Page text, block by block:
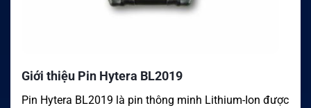
Giới thiệu Pin Hytera BL2019
Pin Hytera BL2019 là pin thông minh Lithium-Ion được